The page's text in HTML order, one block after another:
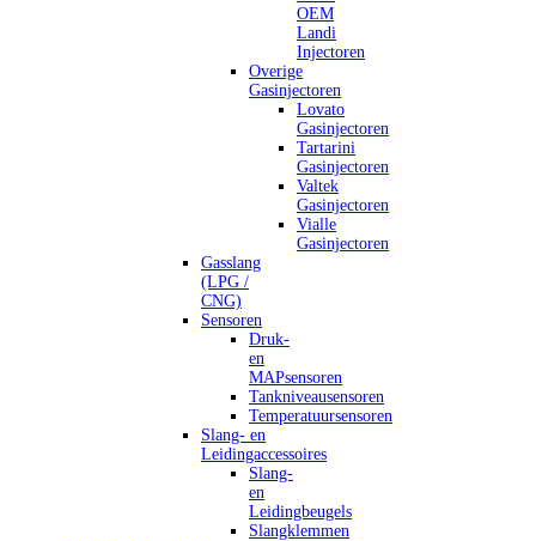
OEM
Landi
Injectoren
Overige
Gasinjectoren
Lovato
Gasinjectoren
Tartarini
Gasinjectoren
Valtek
Gasinjectoren
Vialle
Gasinjectoren
Gasslang
(LPG /
CNG)
Sensoren
Druk-
en
MAPsensoren
Tankniveausensoren
Temperatuursensoren
Slang- en
Leidingaccessoires
Slang-
en
Leidingbeugels
Slangklemmen